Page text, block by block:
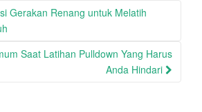
Gerakan Renang untuk Melatih
Saat Latihan Pulldown Yang Harus
Anda Hindari